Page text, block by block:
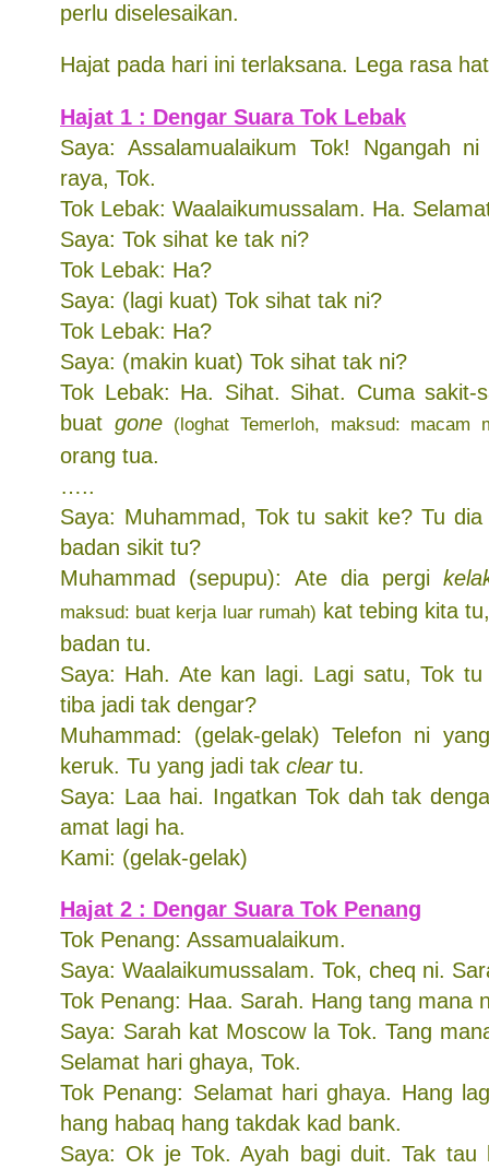
perlu diselesaikan.
Hajat pada hari ini terlaksana. Lega rasa
Hajat 1 : Dengar Suara Tok Lebak
Saya: Assalamualaikum Tok! Ngangah
raya, Tok.
Tok Lebak: Waalaikumussalam. Ha.
Saya: Tok sihat ke tak ni?
Tok Lebak: Ha?
Saya: (lagi kuat) Tok sihat tak ni?
Tok Lebak: Ha?
Saya: (makin kuat) Tok sihat tak ni?
Tok Lebak: Ha. Sihat. Sihat. Cuma sakit-
buat gone (loghat Temerloh, maksud: macam
orang tua.
…..
Saya: Muhammad, Tok tu sakit ke? Tu
badan sikit tu?
Muhammad (sepupu): Ate dia pergi
maksud: buat kerja luar rumah) kat tebing kita
badan tu.
Saya: Hah. Ate kan lagi. Lagi satu, Tok
tiba jadi tak dengar?
Muhammad: (gelak-gelak) Telefon ni
keruk. Tu yang jadi tak cleartu.
Saya: Laa hai. Ingatkan Tok dah tak
amat lagi ha.
Kami: (gelak-gelak)
Hajat 2 : Dengar Suara Tok Penang
Tok Penang: Assamualaikum.
Saya: Waalaikumussalam. Tok, cheq ni.
Tok Penang: Haa. Sarah. Hang tang mana
Saya: Sarah kat Moscow la Tok. Tang
Selamat hari ghaya, Tok.
Tok Penang: Selamat hari ghaya. Hang
hang habaq hang takdak kad bank.
Saya: Ok je Tok. Ayah bagi duit. Tak tau